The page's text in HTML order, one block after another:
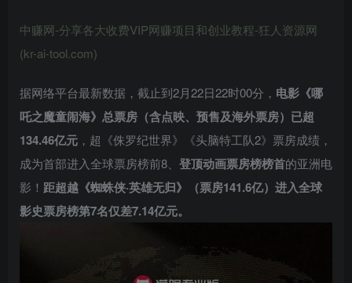
中赚网-分享各大收费VIP网赚项目和创业教程-狂人资源网
(kr-ai-tool.com)
据网络平台最新数据，截止到2月22日22时00分， 电影《哪
吒之魔童闹海》总票房（含点映、预售及海外票房）已超
134.46亿元 ，超《侏罗纪世界》《头脑特工队2》票房成绩，
成为首部进入全球票房榜前8、 登顶动画票房榜榜首的亚洲电
影！ 距超越《蜘蛛侠·英雄无归》（票房141.6亿）进入全球
影史票房榜第7名仅差7.14亿元。